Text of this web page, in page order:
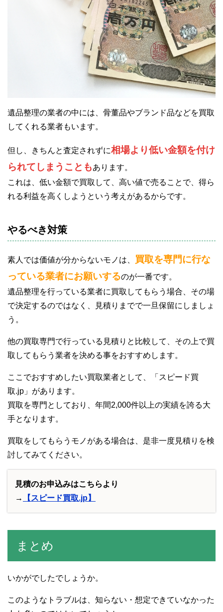
遺品整理の業者の中には、骨董品やブランド品などを買取
してくれる業者もいます。
但し、きちんと査定されずに相場より低い金額を付け
られてしまうこともあります。
これは、低い金額で買取して、高い値で売ることで、得ら
れる利益を高くしようという考えがあるからです。
やるべき対策
素人では価値が分からないモノは、
買取を専門に行な
っている業者にお願いするのが一番です。
遺品整理を行っている業者に買取してもらう場合、その場
で決定するのではなく、見積りまでで一旦保留にしましょ
う。
他の買取専門で行っている見積りと比較して、その上で買
取してもらう業者を決める事をおすすめします。
ここでおすすめしたい買取業者として、「スピード買
取.jp」があります。
買取を専門としており、年間2,000件以上の実績を誇る大
手となります。
買取をしてもらうモノがある場合は、是非一度見積りを検
討してみてください。
見積のお申込みはこちらより
→
【スピード買取.jp】
まとめ
いかがでしたでしょうか。
このようなトラブルは、知らない・想定できていなかった